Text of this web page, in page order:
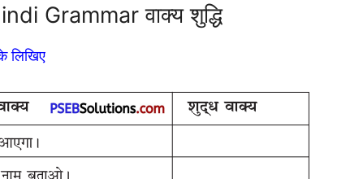
Grammar वाक्य शुद्धि
लिखिए